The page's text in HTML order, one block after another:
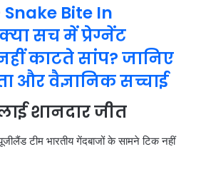
Snake Bite In
सच में प्रेग्नेंट
काटते सांप? जानिए
और वैज्ञानिक सच्चाई
शानदार जीत
टीम भारतीय गेंदबाजों के सामने टिक नहीं